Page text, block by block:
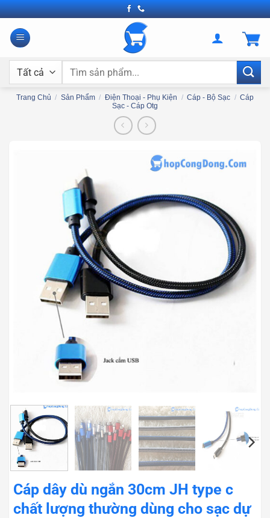
Bỏ
qua
nội
Tìm
Trang Chủ / Sản Phẩm / Điện Thoại - Phụ Kiện / Cáp - Bộ Sạc / Cáp
Sạc - Cáp Otg
Cáp dây dù ngắn 30cm JH type c
chất lượng thường dùng cho sạc dự